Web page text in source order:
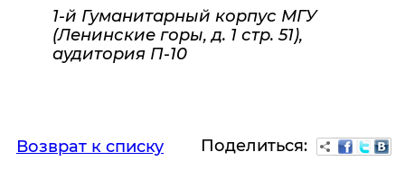
1-й Гуманитарный корпус МГУ
(Ленинские горы, д. 1 стр. 51),
аудитория П-10
Возврат к списку Поделиться: